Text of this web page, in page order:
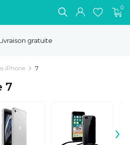
0
rétractation de 100 jours
iPhone 7
7
›